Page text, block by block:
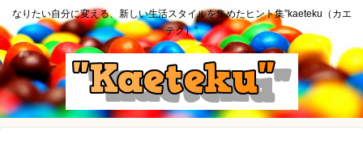
なりたい自分に変える、新しい生活スタイルを集めたヒント集”kaeteku（カエ
テク）”